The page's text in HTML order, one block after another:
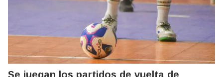
Se juegan los partidos de vuelta de